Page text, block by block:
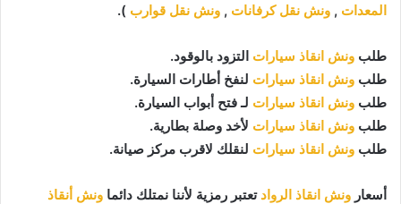
المعدات , ونش نقل كرفانات , ونش نقل قوارب ).
طلب ونش انقاذ سيارات التزود بالوقود.
طلب ونش انقاذ سيارات لنفخ أطارات السيارة.
طلب ونش انقاذ سيارات لـ فتح أبواب السيارة.
طلب ونش انقاذ سيارات لأخد وصلة بطارية.
طلب ونش انقاذ سيارات لنقلك لاقرب مركز صيانة.
أسعار ونش انقاذ الرواد تعتبر رمزية لأننا نمتلك دائما ونش أنقاذ